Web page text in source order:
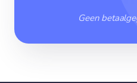
Geen